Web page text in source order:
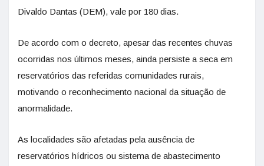
Divaldo Dantas (DEM), vale por 180 dias.
De acordo com o decreto, apesar das recentes chuvas
ocorridas nos últimos meses, ainda persiste a seca em
reservatórios das referidas comunidades rurais,
motivando o reconhecimento nacional da situação de
anormalidade.
As localidades são afetadas pela ausência de
reservatórios hídricos ou sistema de abastecimento